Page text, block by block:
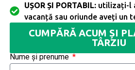
UȘOR ȘI PORTABIL: utilizați-l
vacanță sau oriunde aveți un
CUMPĂRĂ ACUM ȘI
TÂRZIU
Nume și prenume